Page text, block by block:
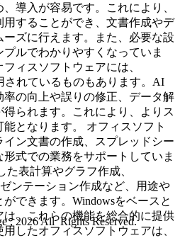
導入が容易です。これにより、
することができ、文書作成やデ
ズに行えます。また、必要な設
ルでわかりやすくなっていま
ィスソフトウェアには、
されているものもあります。AI
の向上や誤りの修正、データ解
られます。これにより、よりス
となります。 オフィスソフト
ン文書の作成、スプレッドシー
形式での業務をサポートしていま
た表計算やグラフ作成、
ンテーション作成など、用途や
できます。Windowsをベースと
、これらの機能を総合的に提供
したオフィスソフトウェアは、
, 2026 All Rights Reserved.